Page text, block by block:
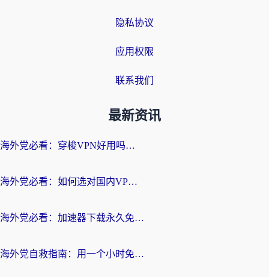
隐私协议
应用权限
联系我们
最新资讯
海外党必看：穿梭VPN好用吗？和云帆VPN对比哪个回国效果更好？附真实测评+避坑指南
海外党必看：如何选对国内VPN，实现无缝访问国内资源？
海外党必看：加速器下载永久免费版真的存在吗？教你无缝访问国内资源的正确姿势
海外党自救指南：用一个小时免费加速器，轻松打破国内资源访问壁垒？